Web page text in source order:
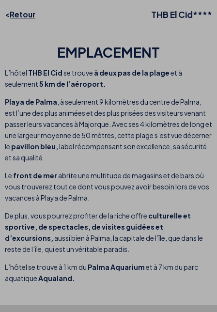
Retour THB El Cid****
EMPLACEMENT
L’hôtel THB El Cidse trouve à deux pas de la plageet à
seulement5 km de l’aéroport.
Playa de Palma , à seulement 9 kilomètres du centre de Palma,
est l’une des plus animées et des plus prisées des visiteurs venant
passer leurs vacances à Majorque. Avec ses 4 kilomètres de long et
une largeur moyenne de 50 mètres, cette plage s’est vue décerner
le pavillon bleu,label récompensant son excellence, sa sécurité
et sa qualité.
Le front de mer abrite une multitude de magasins et de bars où
vous trouverez tout ce dont vous pouvez avoir besoin lors de vos
vacances à Playa de Palma.
De plus, vous pourrez profiter de la riche offre culturelle et
sportive, de spectacles, de visites guidées et
d’excursions, aussi bien à Palma, la capitale de l’île, que dans le
reste de l’île, qui est un véritable paradis.
L’hôtel se trouve à 1 km du Palma Aquariumet à 7 km du parc
aquatiqueAqualand.